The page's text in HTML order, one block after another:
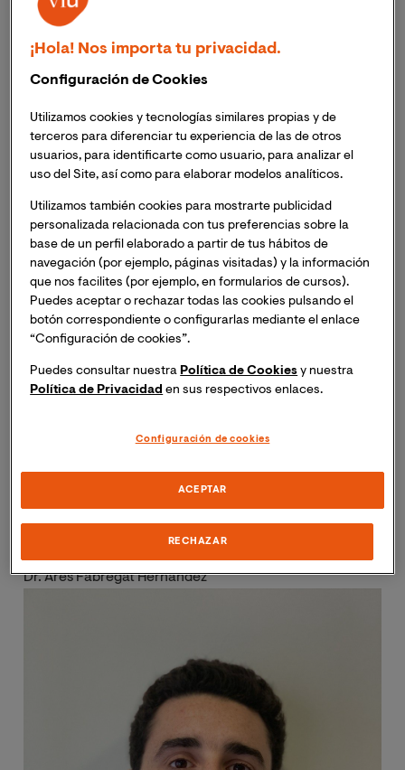
MsC. en Matemáticas. Universidad de Bonn (2020)
BsC. en Matemáticas. Universidad de Valencia (2018)
Experiencia Profesional:
Docente en los grados de Matemáticas y educación primaria.
Universidad Internacional de Valencia (VIU). 2021-actualidad.
Director de TFM en matemáticas e informática en el Máster de
educación secundaria. Universidad Internacional de Valencia
(VIU). 2021-actualidad.
Líneas de Investigación:
Inteligencia Artificial.
Teoría de Categorías Aplicada.
Aplicabilidad de Algoritmos.
Dr. Ares Fabregat Hernández
¡Hola! Nos importa tu privacidad.
Configuración de Cookies
Utilizamos cookies y tecnologías similares propias y de
terceros para diferenciar tu experiencia de las de otros
usuarios, para identificarte como usuario, para analizar el
uso del Site, así como para elaborar modelos analíticos.
Utilizamos también cookies para mostrarte publicidad
personalizada relacionada con tus preferencias sobre la
base de un perfil elaborado a partir de tus hábitos de
navegación (por ejemplo, páginas visitadas) y la información
que nos facilites (por ejemplo, en formularios de cursos).
Puedes aceptar o rechazar todas las cookies pulsando el
botón correspondiente o configurarlas mediante el enlace
“Configuración de cookies”.
Puedes consultar nuestra Política de Cookies y nuestra
Política de Privacidad en sus respectivos enlaces.
Configuración de cookies
RECHAZAR
ACEPTAR